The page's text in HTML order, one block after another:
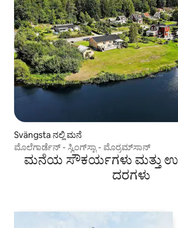
Svängsta ನಲ್ಲಿ ಮನೆ
ಮೊಲೆಗಾರ್ಡೆನ್ - ಸ್ವಿಂಗ್‌ಸ್ಟಾ - ಮೊರ್ರಮ್‌ಸಾನ್
ಮನೆಯ ಸೌಕರ್ಯಗಳು ಮತ್ತು
ದರಗಳು